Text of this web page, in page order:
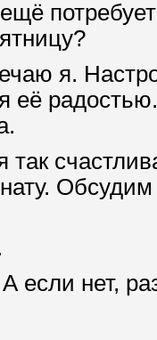
я.
её
Обсудим
если нет,